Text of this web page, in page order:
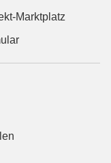
Marktplatz